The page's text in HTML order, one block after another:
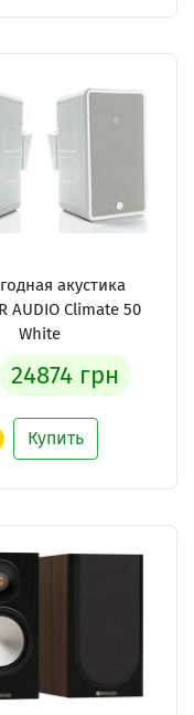
акустика
AUDIO Climate 50
White
24874 грн
Купить